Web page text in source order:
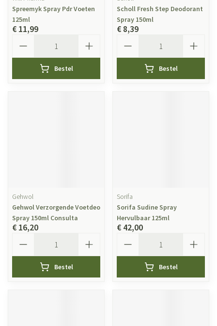
Spreemyk Spray Pdr Voeten
125ml
€ 11,99
Bestel
Scholl Fresh Step Deodorant
Spray 150ml
€ 8,39
Bestel
Gehwol
Gehwol Verzorgende Voetdeo
Spray 150ml Consulta
€ 16,20
Bestel
Sorifa
Sorifa Sudine Spray
Hervulbaar 125ml
€ 42,00
Bestel